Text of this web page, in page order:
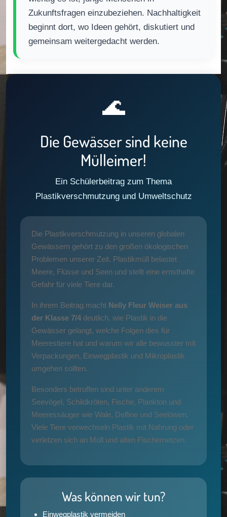
Zukunftsfragen einzubeziehen. Nachhaltigkeit
beginnt dort, wo Ideen gehört, diskutiert und
gemeinsam weitergedacht werden.
🌊
Die Gewässer sind keine
Mülleimer!
Ein Schülerbeitrag zum Thema
Plastikverschmutzung und Umweltschutz
Die Plastikverschmutzung in unseren globalen
Gewässern gehört zu den großen ökologischen
Problemen unserer Zeit. Plastikmüll belastet
Meere, Flüsse und Seen und stellt eine ernsthafte
Gefahr für viele Tiere dar.
In ihrem Beitrag macht Nelly Fleur Weiser aus
der Klasse 7/4 deutlich, wie Plastik in die
Gewässer gelangt, welche Folgen dies für
Meerestiere hat und warum wir alle bewusster mit
Verpackungen, Einwegplastik und Mikroplastik
umgehen sollten.
Besonders betroffen sind unter anderem
Seevögel, Schildkröten, Fische, Plankton und
Meeressäuger wie Wale, Delfine und Seelöwen.
Viele Tiere verwechseln Plastik mit Nahrung oder
verletzen sich an Müll und alten Fischernetzen.
Was können wir tun?
Einwegplastik vermeiden